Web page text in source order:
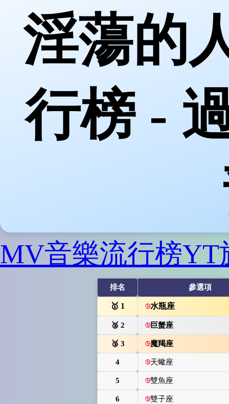
淫蕩的
行榜 -
MV音樂流行榜YT
排名 參選項
1 水瓶座
2 巨蟹座
3 魔羯座
4 天蠍座
5 雙魚座
6 雙子座